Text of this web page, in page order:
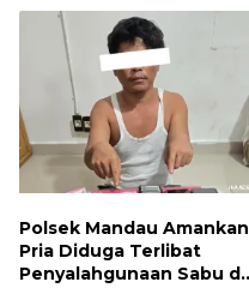
Polsek Mandau Amankan
Pria Diduga Terlibat
Penyalahgunaan Sabu di